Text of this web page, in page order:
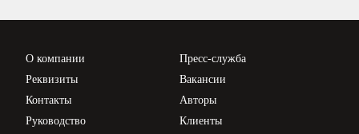
О компании
Реквизиты
Контакты
Руководство
Пресс-служба
Вакансии
Авторы
Клиенты